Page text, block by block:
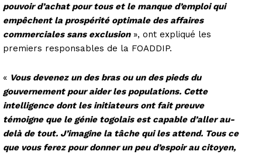
pouvoir d’achat pour tous et le manque d’emploi qui
empêchent la prospérité optimale des affaires
commerciales sans exclusion», ont expliqué les
premiers responsables de la FOADDIP.
« Vous devenez un des bras ou un des pieds du
gouvernement pour aider les populations. Cette
intelligence dont les initiateurs ont fait preuve
témoigne que le génie togolais est capable d’aller au-
delà de tout. J’imagine la tâche qui les attend. Tous ce
que vous ferez pour donner un peu d’espoir au citoyen,